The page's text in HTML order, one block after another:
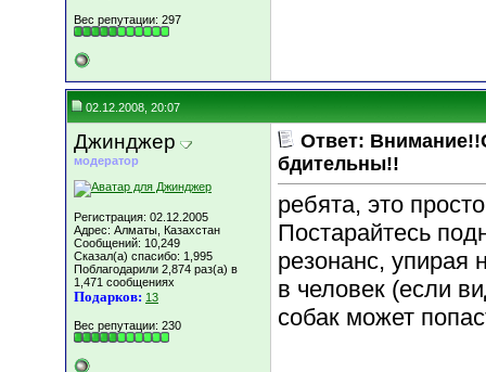
Вес репутации: 297
02.12.2008, 20:07
Джинджер
модератор
Регистрация: 02.12.2005
Адрес: Алматы, Казахстан
Сообщений: 10,249
Сказал(а) спасибо: 1,995
Поблагодарили 2,874 раз(а) в
1,471 сообщениях
Подарков: 13
Вес репутации: 230
Ответ:
бдительны!!
ребята, это
Постарайтесь
резонанс, упирая
в человек (если
собак может